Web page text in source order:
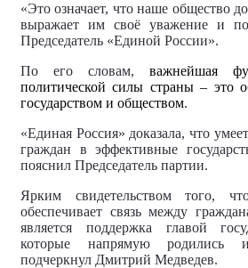
«Это означает, что наше общество
выражает им своё уважение и
Председатель «Единой России».
По его словам, важнейшая
политической силы страны – это
государством и обществом.
«Единая Россия» доказала, что
граждан в эффективные
пояснил Председатель партии.
Ярким свидетельством того,
обеспечивает связь между
является поддержка главой
которые напрямую родились
подчеркнул Дмитрий Медведев.